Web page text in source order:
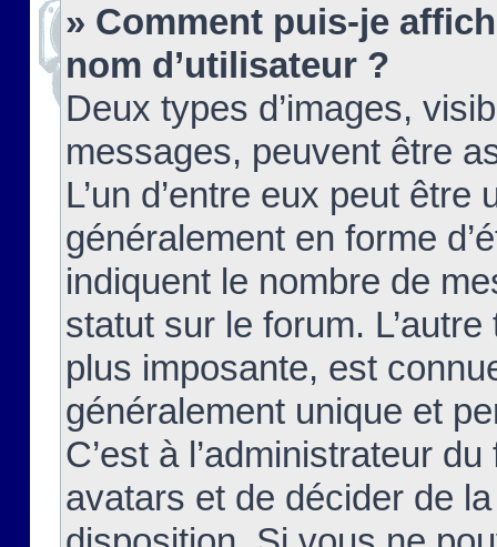
» Comment puis-je
nom d’utilisateur ?
Deux types d’images,
messages, peuvent être
L’un d’entre eux peut
généralement en forme
indiquent le nombre de
statut sur le forum.
plus imposante, est
généralement unique et
C’est à l’administrateur
avatars et de décider de